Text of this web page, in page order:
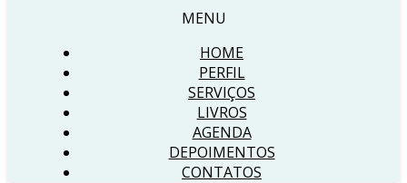
MENU
HOME
PERFIL
SERVIÇOS
LIVROS
AGENDA
DEPOIMENTOS
CONTATOS